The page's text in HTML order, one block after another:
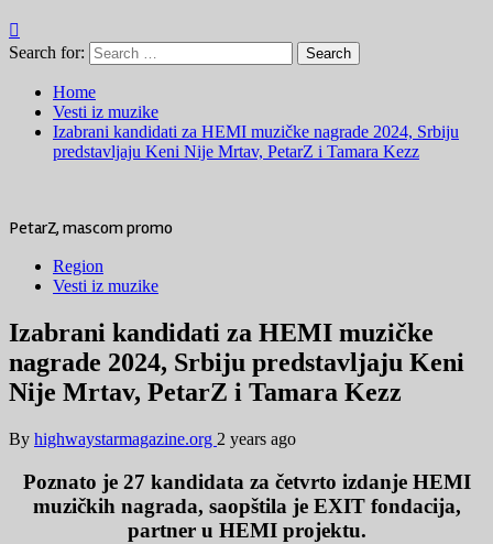
Search for:
Home
Vesti iz muzike
Izabrani kandidati za HEMI muzičke nagrade 2024, Srbiju
predstavljaju Keni Nije Mrtav, PetarZ i Tamara Kezz
PetarZ, mascom promo
Region
Vesti iz muzike
Izabrani kandidati za HEMI muzičke
nagrade 2024, Srbiju predstavljaju Keni
Nije Mrtav, PetarZ i Tamara Kezz
By highwaystarmagazine.org 2 years ago
Poznato je 27 kandidata za četvrto izdanje HEMI
muzičkih nagrada, saopštila je EXIT fondacija,
partner u HEMI projektu.